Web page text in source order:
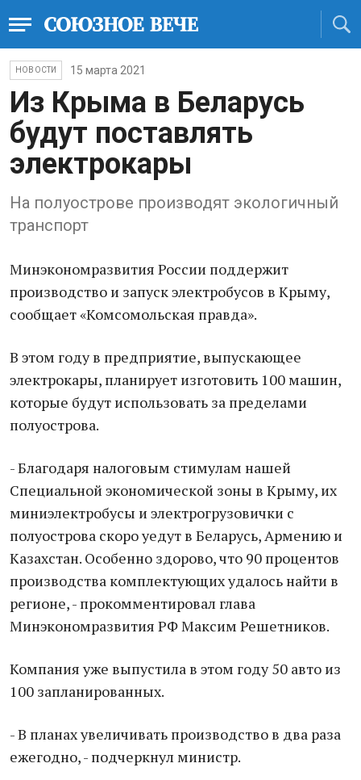
НОВОСТИ 15 марта 2021
Из Крыма в Беларусь
будут поставлять
электрокары
На полуострове производят экологичный
транспорт
Минэкономразвития России поддержит
производство и запуск электробусов в Крыму,
сообщает «Комсомольская правда».
В этом году в предприятие, выпускающее
электрокары, планирует изготовить 100 машин,
которые будут использовать за пределами
полуострова.
- Благодаря налоговым стимулам нашей
Специальной экономической зоны в Крыму, их
миниэлектробусы и электрогрузовички с
полуострова скоро уедут в Беларусь, Армению и
Казахстан. Особенно здорово, что 90 процентов
производства комплектующих удалось найти в
регионе, - прокомментировал глава
Минэкономразвития РФ Максим Решетников.
Компания уже выпустила в этом году 50 авто из
100 запланированных.
- В планах увеличивать производство в два раза
ежегодно, - подчеркнул министр.